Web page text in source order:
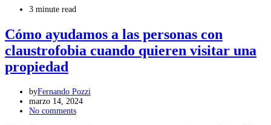
3 minute read
Cómo ayudamos a las personas con
claustrofobia cuando quieren visitar una
propiedad
byFernando Pozzi
marzo 14, 2024
No comments